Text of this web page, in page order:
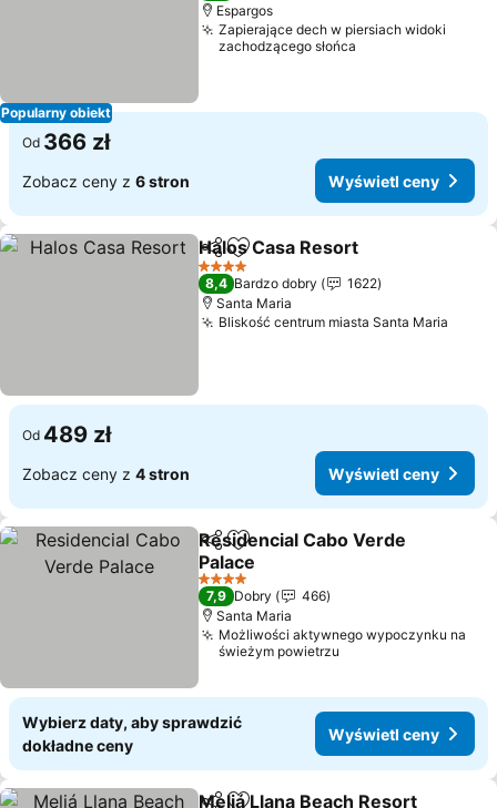
Popularny obiekt
Espargos
Zapierające dech w piersiach widoki
zachodzącego słońca
Od 366 zł
Zobacz ceny z 6 stron Wyświetl ceny
Udostępnij
Dodaj do ulubionych
Halos Casa Resort
4 Kategoria
8,4 Bardzo dobry
1622
Santa Maria
Bliskość centrum miasta Santa Maria
Od 489 zł
Zobacz ceny z 4 stron Wyświetl ceny
Udostępnij
Dodaj do ulubionych
Residencial Cabo Verde
Palace
4 Kategoria
7,9 Dobry
466
Santa Maria
Możliwości aktywnego wypoczynku na
świeżym powietrzu
Wybierz daty, aby sprawdzić
dokładne ceny
Wyświetl ceny
Meliá Llana Beach Resort